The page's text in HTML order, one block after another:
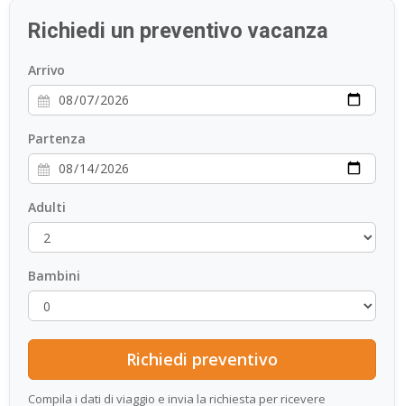
Richiedi un preventivo vacanza
Arrivo
Partenza
Adulti
Bambini
Compila i dati di viaggio e invia la richiesta per ricevere